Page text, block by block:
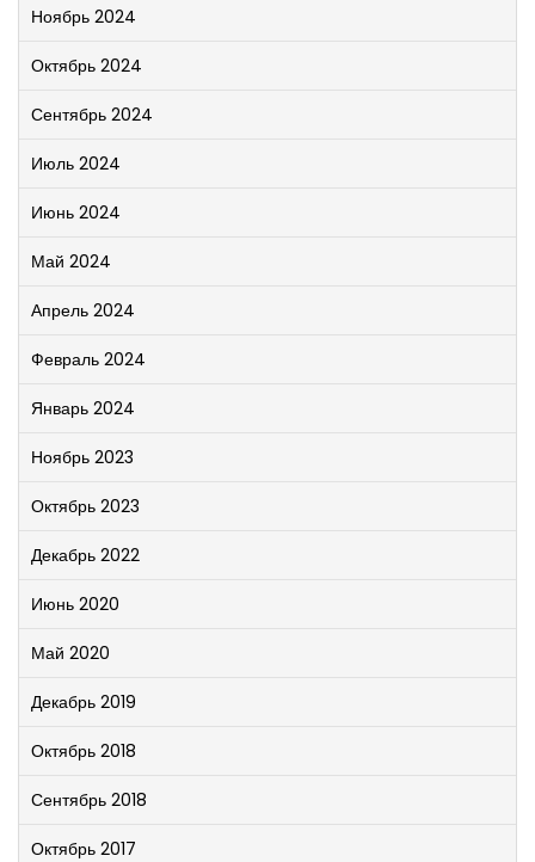
Ноябрь 2024
Октябрь 2024
Сентябрь 2024
Июль 2024
Июнь 2024
Май 2024
Апрель 2024
Февраль 2024
Январь 2024
Ноябрь 2023
Октябрь 2023
Декабрь 2022
Июнь 2020
Май 2020
Декабрь 2019
Октябрь 2018
Сентябрь 2018
Октябрь 2017